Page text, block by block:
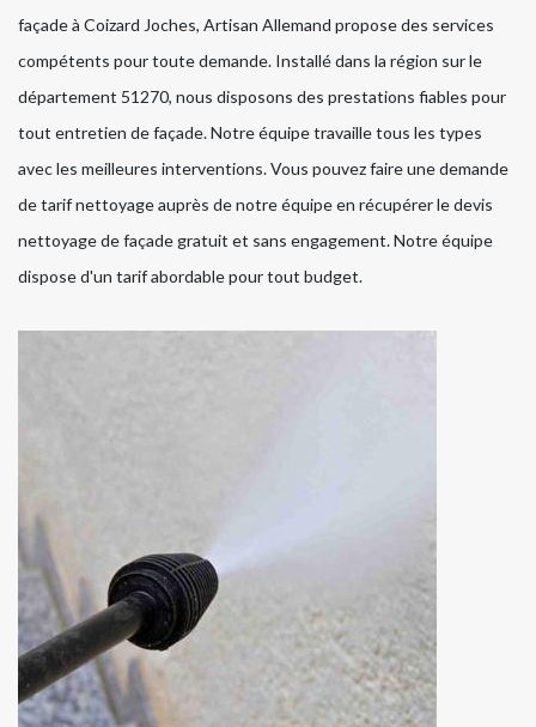
façade à Coizard Joches, Artisan Allemand propose des services
compétents pour toute demande. Installé dans la région sur le
département 51270, nous disposons des prestations fiables pour
tout entretien de façade. Notre équipe travaille tous les types
avec les meilleures interventions. Vous pouvez faire une demande
de tarif nettoyage auprès de notre équipe en récupérer le devis
nettoyage de façade gratuit et sans engagement. Notre équipe
dispose d'un tarif abordable pour tout budget.